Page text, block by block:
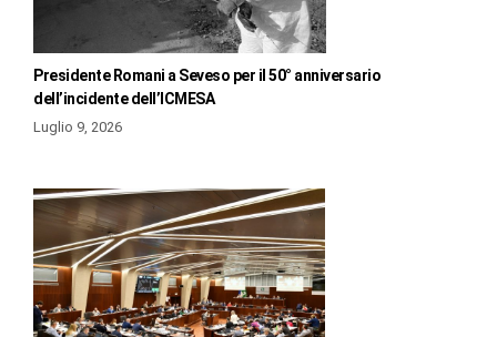
Presidente Romani a Seveso per il 50° anniversario
dell’incidente dell’ICMESA
Luglio 9, 2026